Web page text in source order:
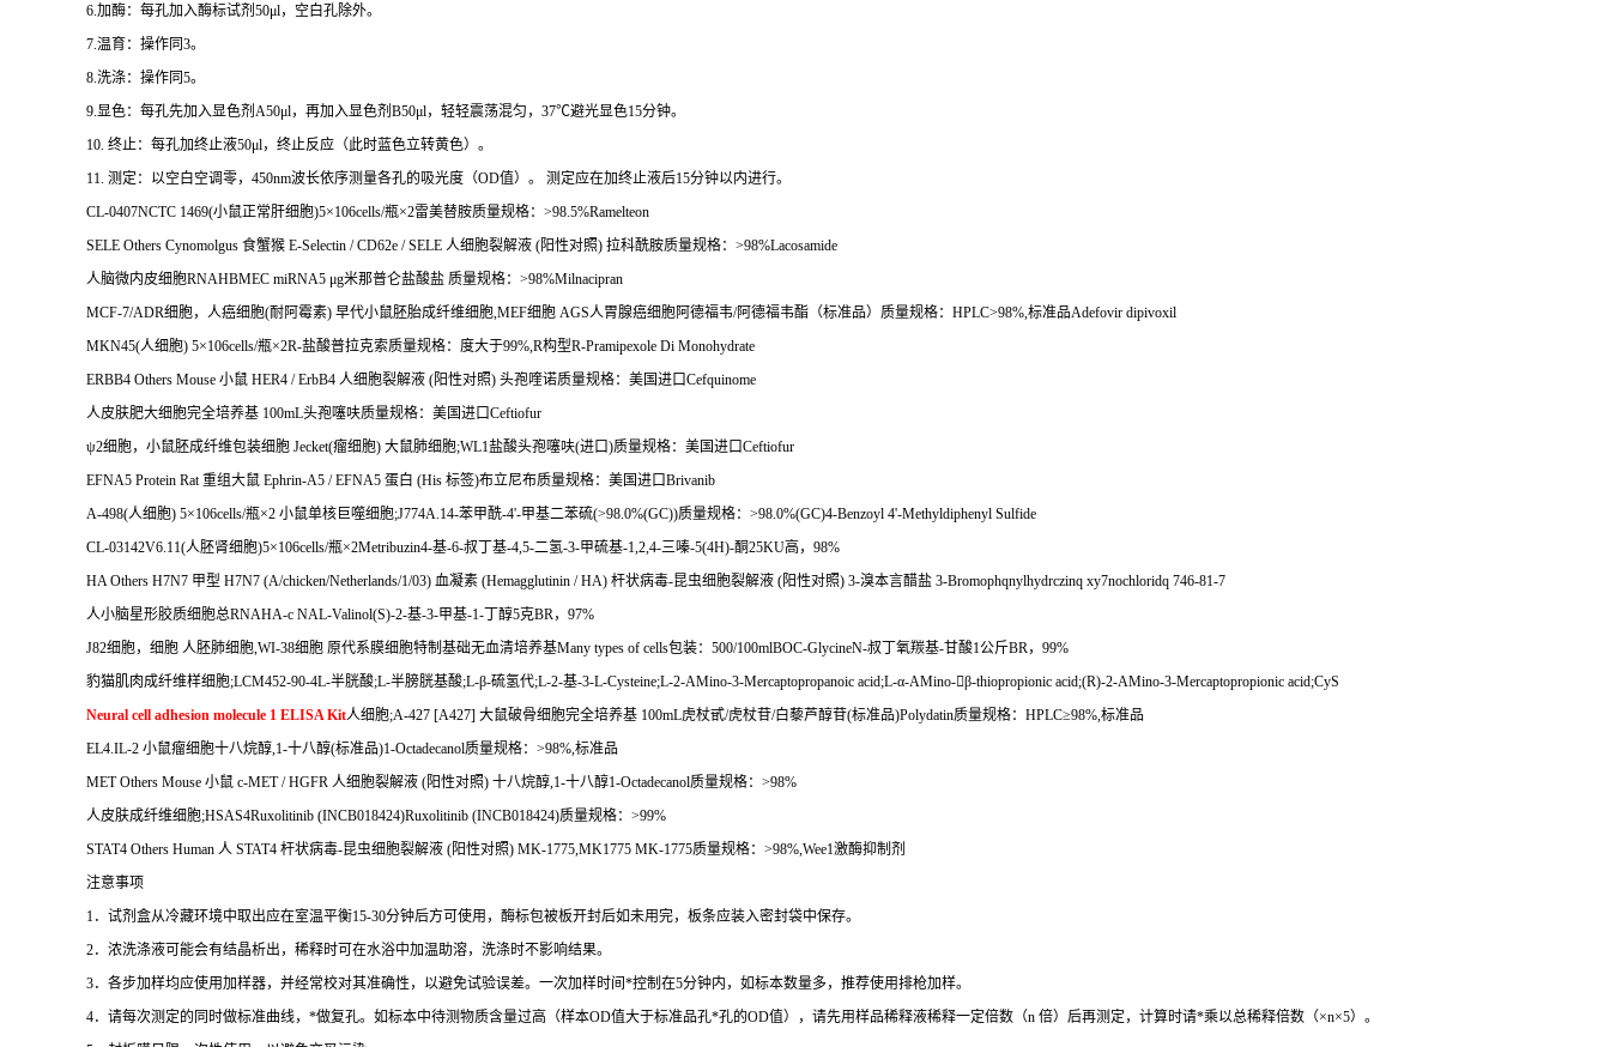
6. 加酶：每孔加入酶标试剂 50μl，空白孔除外。
7. 温育：操作同3。
8. 洗涤：操作同5。
9. 显色：每孔先加入显色剂 A50μl，再加入显色剂 B50μl，轻轻震荡混匀， 37℃避光显色15分钟。
10. 终止：每孔加终止液50μl，终止反应（此时蓝色立转黄色）。
11. 测定：以空白空调零， 450nm波长依序测量各孔的吸光度（OD值）。 测定应在加终止液后15分钟以内进行。
CL-0407NCTC 1469(小鼠正常肝细胞)5×106cells/瓶×2雷美替胺质量规格： >98.5%Ramelteon
SELE Others Cynomolgus 食蟹猴 E-Selectin / CD62e / SELE 人细胞裂解液 (阳性对照) 拉科酰胺质量规格： >98%Lacosamide
人脑微内皮细胞RNAHBMEC miRNA5 μg米那普仑盐酸盐 质量规格： >98%Milnacipran
MCF-7/ADR细胞，人癌细胞(耐阿霉素) 早代小鼠胚胎成纤维细胞 ,MEF细胞 AGS人胃腺癌细胞阿德福韦/阿德福韦酯（标准品）质量规格： HPLC>98%, 标准品Adefovir dipivoxil
MKN45(人细胞) 5×106cells/瓶×2R-盐酸普拉克索质量规格：度大于99%,R构型R-Pramipexole Di Monohydrate
ERBB4 Others Mouse 小鼠 HER4 / ErbB4 人细胞裂解液 (阳性对照) 头孢喹诺质量规格：美国进口Cefquinome
人皮肤肥大细胞完全培养基 100mL头孢噻呋质量规格：美国进口Ceftiofur
ψ2细胞，小鼠胚成纤维包装细胞 Jecket(瘤细胞) 大鼠肺细胞;WL1盐酸头孢噻呋(进口)质量规格：美国进口Ceftiofur
EFNA5 Protein Rat 重组大鼠 Ephrin-A5 / EFNA5 蛋白 (His 标签)布立尼布质量规格：美国进口Brivanib
A-498(人细胞) 5×106cells/瓶×2 小鼠单核巨噬细胞;J774A.14-苯甲酰-4'-甲基二苯硫(>98.0%(GC))质量规格： >98.0%(GC)4-Benzoyl 4'-Methyldiphenyl Sulfide
CL-03142V6.11(人胚肾细胞)5×106cells/瓶×2Metribuzin4-基-6-叔丁基-4,5-二氢-3-甲硫基-1,2,4-三嗪-5(4H)-酮25KU高， 98%
HA Others H7N7 甲型 H7N7 (A/chicken/Netherlands/1/03) 血凝素 (Hemagglutinin / HA) 杆状病毒-昆虫细胞裂解液 (阳性对照) 3-溴本言醋盐 3-Bromophqnylhydrczinq xy7nochloridq 746-81-7
人小脑星形胶质细胞总RNAHA-c NAL-Valinol(S)-2-基-3-甲基-1-丁醇5克BR ， 97%
J82细胞，细胞 人胚肺细胞 ,WI-38细胞 原代系膜细胞特制基础无血清培养基Many types of cells包装： 500/100mlBOC-GlycineN-叔丁氧羰基-甘酸1公斤BR ， 99%
豹猫肌肉成纤维样细胞;LCM452-90-4L-半胱酸;L-半膀胱基酸;L-β-硫氢代;L-2-基-3-L-Cysteine;L-2-AMino-3-Mercaptopropanoic acid;L-α-AMino-β-thiopropionic acid;(R)-2-AMino-3-Mercaptopropionic acid;CyS
Neural cell adhesion molecule 1 ELISA Kit人细胞;A-427 [A427] 大鼠破骨细胞完全培养基 100mL虎杖甙/虎杖苷/白藜芦醇苷(标准品)Polydatin质量规格： HPLC≥98%, 标准品
EL4.IL-2 小鼠瘤细胞十八烷醇 ,1-十八醇(标准品)1-Octadecanol质量规格： >98%, 标准品
MET Others Mouse 小鼠 c-MET / HGFR 人细胞裂解液 (阳性对照) 十八烷醇 ,1-十八醇1-Octadecanol质量规格： >98%
人皮肤成纤维细胞;HSAS4Ruxolitinib (INCB018424)Ruxolitinib (INCB018424)质量规格： >99%
STAT4 Others Human 人 STAT4 杆状病毒-昆虫细胞裂解液 (阳性对照) MK-1775,MK1775 MK-1775质量规格： >98%,Wee1激酶抑制剂
注意事项
1 ．试剂盒从冷藏环境中取出应在室温平衡15-30分钟后方可使用，酶标包被板开封后如未用完，板条应装入密封袋中保存。
2．浓洗涤液可能会有结晶析出，稀释时可在水浴中加温助溶，洗涤时不影响结果。
3．各步加样均应使用加样器，并经常校对其准确性，以避免试验误差。一次加样时间*控制在5分钟内，如标本数量多，推荐使用排枪加样。
4．请每次测定的同时做标准曲线， *做复孔。如标本中待测物质含量过高（样本OD值大于标准品孔*孔的OD值），请先用样品稀释液稀释一定倍数（n 倍）后再测定，计算时请*乘以总稀释倍数（×n×5）。